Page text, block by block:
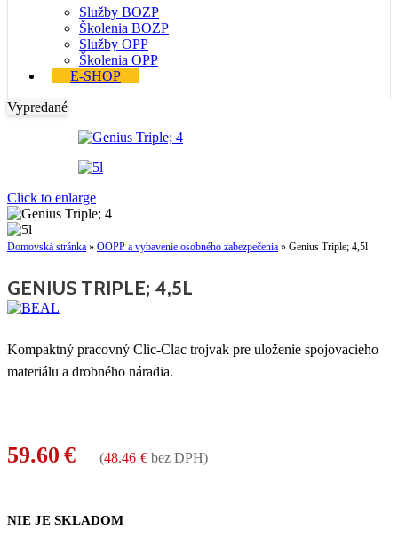
Služby BOZP
Školenia BOZP
Služby OPP
Školenia OPP
E-SHOP
Vypredané
Click to enlarge
Domovská stránka » OOPP a vybavenie osobného zabezpečenia » Genius Triple; 4,5l
GENIUS TRIPLE; 4,5L
Kompaktný pracovný Clic-Clac trojvak pre uloženie spojovacieho
materiálu a drobného náradia.
59.60 € (48.46 € bez DPH)
NIE JE SKLADOM